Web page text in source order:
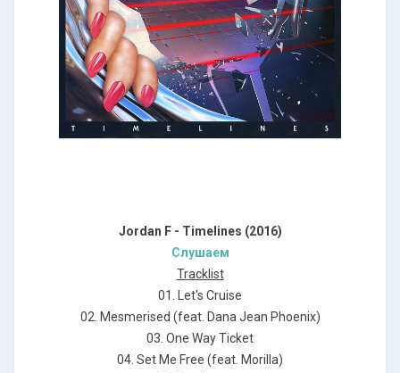
Jordan F - Timelines (2016)
Слушаем
Tracklist
01. Let's Cruise
02. Mesmerised (feat. Dana Jean Phoenix)
03. One Way Ticket
04. Set Me Free (feat. Morilla)